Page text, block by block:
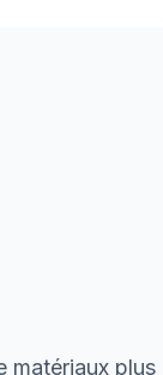
matériaux plus